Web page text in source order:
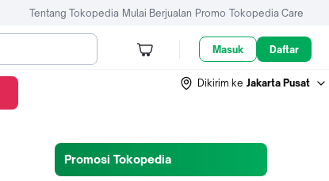
Tentang Tokopedia Mulai Berjualan Promo Tokopedia Care
Masuk Daftar
Dikirim ke Jakarta Pusat
Promosi Tokopedia